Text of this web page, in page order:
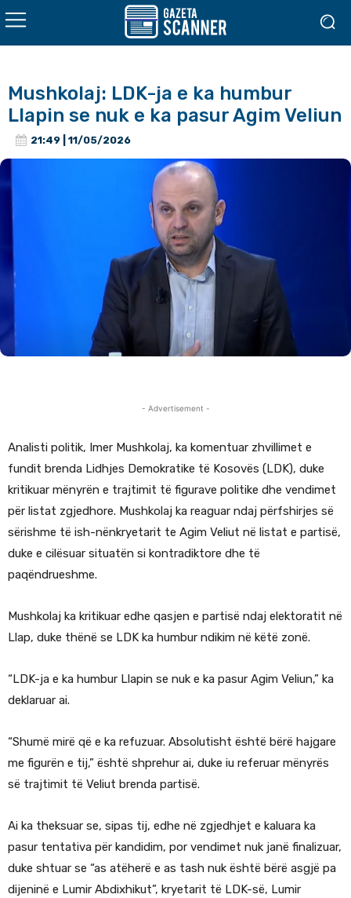
Mushkolaj: LDK-ja e ka humbur
Llapin se nuk e ka pasur Agim Veliun
21:49 | 11/05/2026
- Advertisement -
Analisti politik, Imer Mushkolaj, ka komentuar zhvillimet e
fundit brenda Lidhjes Demokratike të Kosovës (LDK), duke
kritikuar mënyrën e trajtimit të figurave politike dhe vendimet
për listat zgjedhore. Mushkolaj ka reaguar ndaj përfshirjes së
sërishme të ish-nënkryetarit te Agim Veliut në listat e partisë,
duke e cilësuar situatën si kontradiktore dhe të
paqëndrueshme.
Mushkolaj ka kritikuar edhe qasjen e partisë ndaj elektoratit në
Llap, duke thënë se LDK ka humbur ndikim në këtë zonë.
“LDK-ja e ka humbur Llapin se nuk e ka pasur Agim Veliun,” ka
deklaruar ai.
“Shumë mirë që e ka refuzuar. Absolutisht është bërë hajgare
me figurën e tij,” është shprehur ai, duke iu referuar mënyrës
së trajtimit të Veliut brenda partisë.
Ai ka theksuar se, sipas tij, edhe në zgjedhjet e kaluara ka
pasur tentativa për kandidim, por vendimet nuk janë finalizuar,
duke shtuar se “as atëherë e as tash nuk është bërë asgjë pa
dijeninë e Lumir Abdixhikut”, kryetarit të LDK-së, Lumir